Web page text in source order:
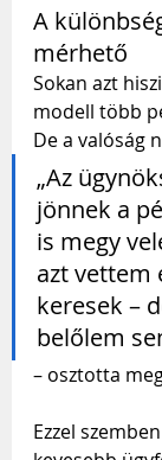
A
mérhető
Sokan azt
modell több
De a valóság
„Az
jönnek a
is megy
azt vettem
keresek –
belőlem
– osztotta
Ezzel